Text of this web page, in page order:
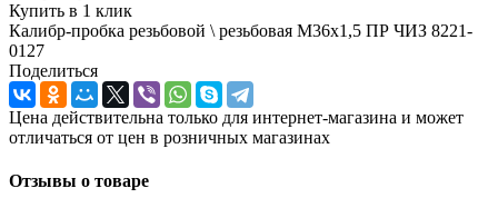
Купить в 1 клик
Калибр-пробка резьбовой \ резьбовая М36х1,5 ПР ЧИЗ 8221-
0127
Поделиться
Цена действительна только для интернет-магазина и может
отличаться от цен в розничных магазинах
Отзывы о товаре